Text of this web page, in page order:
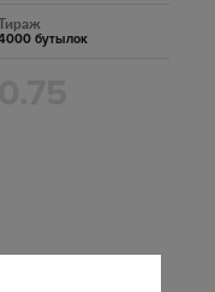
бутылок